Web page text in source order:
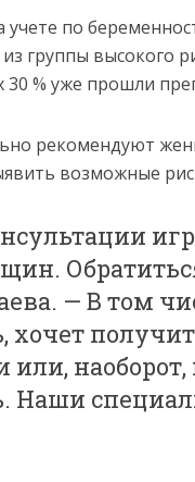
по
группы высокого
% уже прошли
рекомендуют
возможные
— В том
хочет
или,
Наши